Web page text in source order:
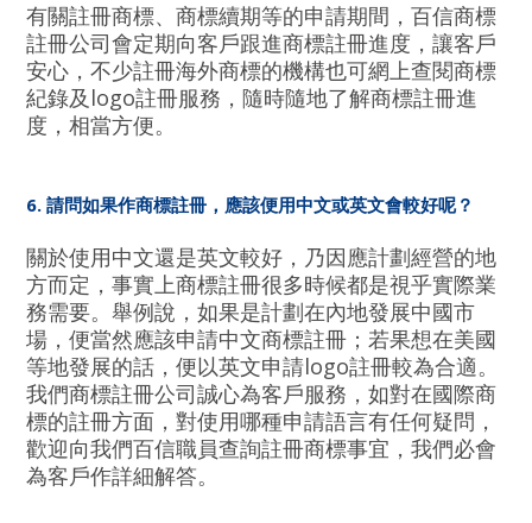
有關註冊商標、商標續期等的申請期間，百信商標
註冊公司會定期向客戶跟進商標註冊進度，讓客戶
安心，不少註冊海外商標的機構也可網上查閱商標
紀錄及logo註冊服務，隨時隨地了解商標註冊進
度，相當方便。
6. 請問如果作商標註冊，應該便用中文或英文會較好呢？
關於使用中文還是英文較好，乃因應計劃經營的地
方而定，事實上商標註冊很多時候都是視乎實際業
務需要。舉例說，如果是計劃在內地發展中國市
場，便當然應該申請中文商標註冊；若果想在美國
等地發展的話，便以英文申請logo註冊較為合適。
我們商標註冊公司誠心為客戶服務，如對在國際商
標的註冊方面，對使用哪種申請語言有任何疑問，
歡迎向我們百信職員查詢註冊商標事宜，我們必會
為客戶作詳細解答。